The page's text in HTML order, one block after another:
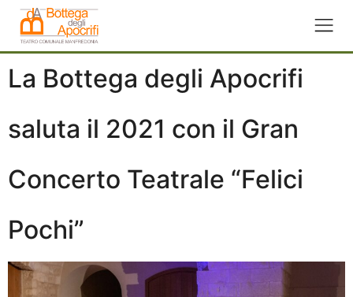
La Bottega degli Apocrifi
saluta il 2021 con il Gran
Concerto Teatrale “Felici
Pochi”